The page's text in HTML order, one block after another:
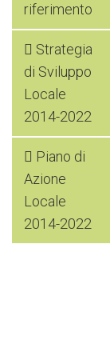
riferimento
Strategia
di Sviluppo
Locale
2014-2022
Piano di
Azione
Locale
2014-2022